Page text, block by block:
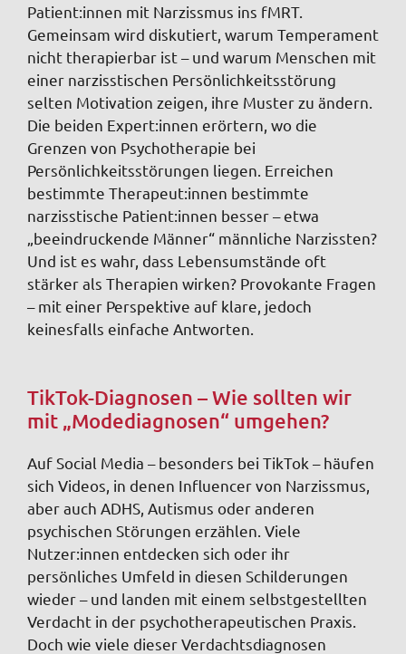
Patient:innen mit Narzissmus ins fMRT.
Gemeinsam wird diskutiert, warum Temperament
nicht therapierbar ist – und warum Menschen mit
einer narzisstischen Persönlichkeitsstörung
selten Motivation zeigen, ihre Muster zu ändern.
Die beiden Expert:innen erörtern, wo die
Grenzen von Psychotherapie bei
Persönlichkeitsstörungen liegen. Erreichen
bestimmte Therapeut:innen bestimmte
narzisstische Patient:innen besser – etwa
„beeindruckende Männer“ männliche Narzissten?
Und ist es wahr, dass Lebensumstände oft
stärker als Therapien wirken? Provokante Fragen
– mit einer Perspektive auf klare, jedoch
keinesfalls einfache Antworten.
TikTok-Diagnosen – Wie sollten wir
mit „Modediagnosen“ umgehen?
Auf Social Media – besonders bei TikTok – häufen
sich Videos, in denen Influencer von Narzissmus,
aber auch ADHS, Autismus oder anderen
psychischen Störungen erzählen. Viele
Nutzer:innen entdecken sich oder ihr
persönliches Umfeld in diesen Schilderungen
wieder – und landen mit einem selbstgestellten
Verdacht in der psychotherapeutischen Praxis.
Doch wie viele dieser Verdachtsdiagnosen